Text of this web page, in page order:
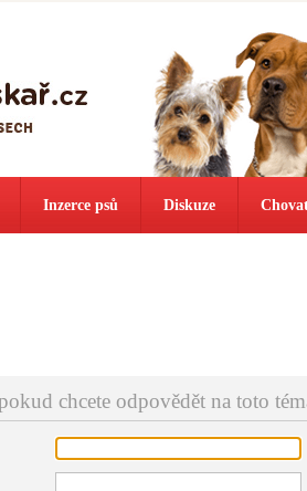
Inzerce psů Diskuze
chcete odpovědět na toto